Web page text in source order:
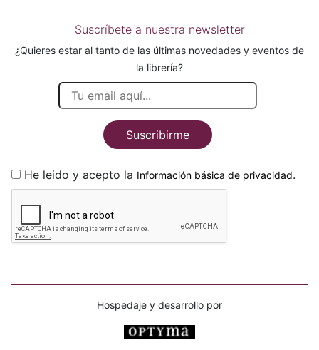
Suscríbete a nuestra newsletter
¿Quieres estar al tanto de las últimas novedades y eventos de
la librería?
Suscribirme
He leido y acepto la Información básica de privacidad.
Hospedaje y desarrollo por